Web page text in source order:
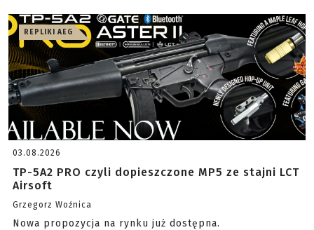
REPLIKI AEG
03.08.2026
TP-5A2 PRO czyli dopieszczone MP5 ze stajni LCT
Airsoft
Grzegorz Woźnica
Nowa propozycja na rynku już dostępna.